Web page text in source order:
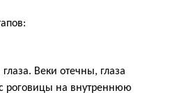
Веки отечны, глаза
роговицы на внутреннюю